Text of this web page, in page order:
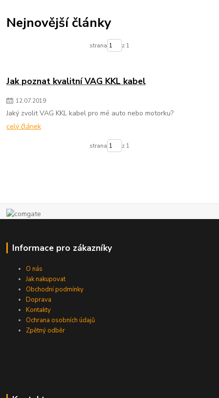
Nejnovější články
strana z 1
Jak poznat kvalitní VAG KKL kabel
12.07.2019
Jaký zvolit VAG KKL kabel pro mé auto nebo motorku?
celý článek
strana z 1
Informace pro zákazníky
O nás
Jak nakupovat
Obchodní podmínky
Doprava
Kontakty
Ochrana osobních údajů
Zpětný odběr